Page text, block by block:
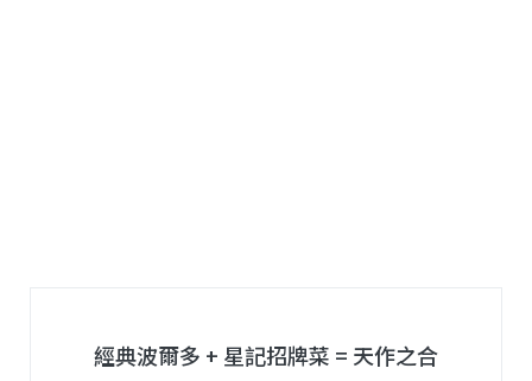
經典波爾多 + 星記招牌菜 = 天作之合